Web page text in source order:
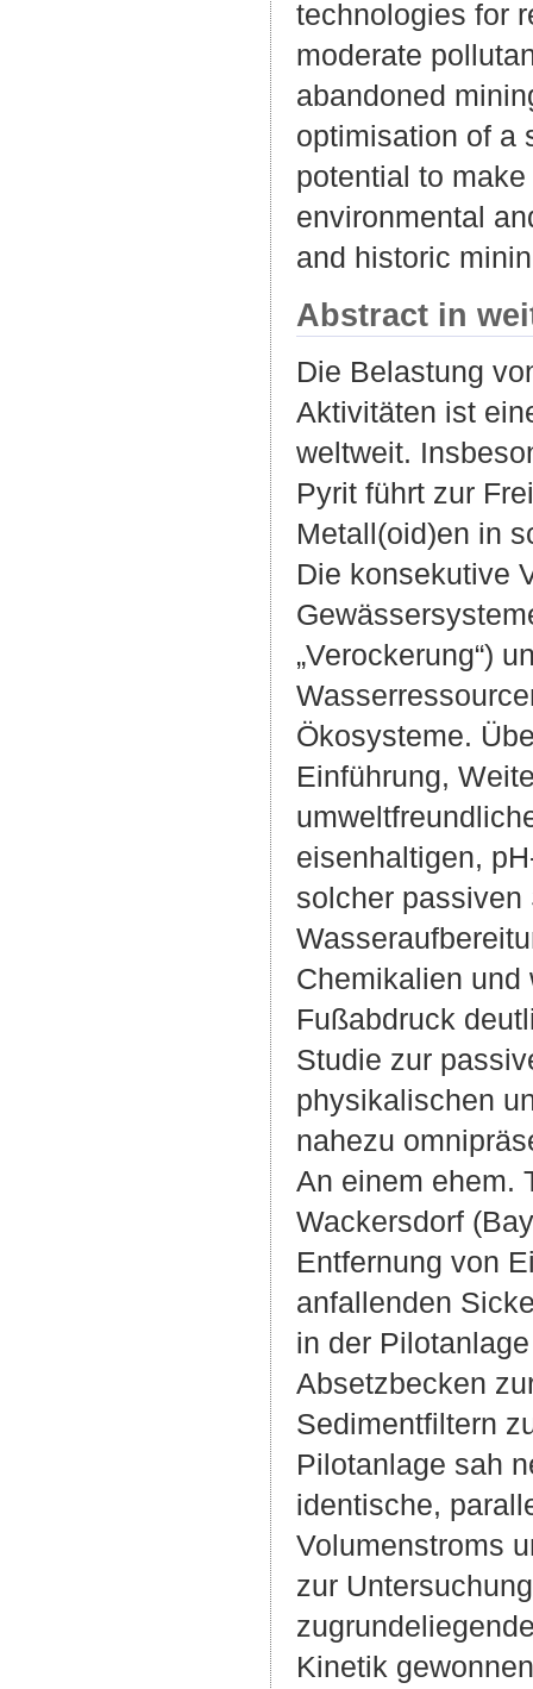
technologies for
moderate
abandoned
optimisation of a
potential to
environmental
and historic
Abstract in
Die Belastung
Aktivitäten ist
weltweit.
Pyrit führt zur
Metall(oid)en in
Die konsekutive
„Verockerung“)
Ökosysteme.
Einführung,
eisenhaltigen,
solcher
Chemikalien und
Fußabdruck
Studie zur
physikalischen
nahezu
An einem ehem.
Wackersdorf
Entfernung von
anfallenden
in der
Absetzbecken
Sedimentfiltern
Pilotanlage sah
identische,
Volumenstroms
zur
Kinetik